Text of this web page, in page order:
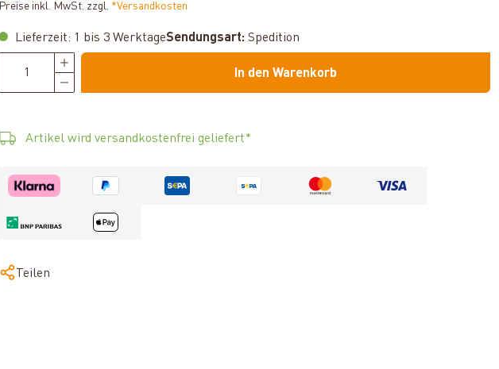
Preise inkl. MwSt. zzgl. *Versandkosten
Lieferzeit: 1 bis 3 WerktageSendungsart: Spedition
In den Warenkorb
Artikel wird versandkostenfrei geliefert*
Teilen